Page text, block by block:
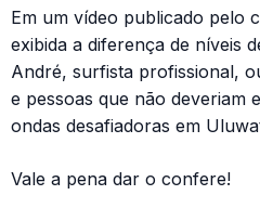
Em um vídeo publicado pelo
exibida a diferença de níveis
André, surfista profissional,
e pessoas que não deveriam
ondas desafiadoras em
Vale a pena dar o confere!